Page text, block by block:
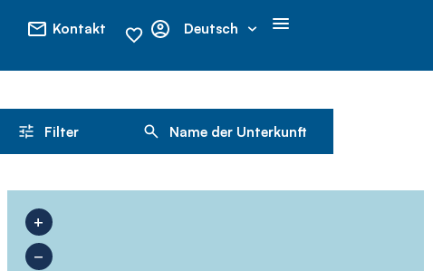
Kontakt Deutsch
Filter Name der Unterkunft